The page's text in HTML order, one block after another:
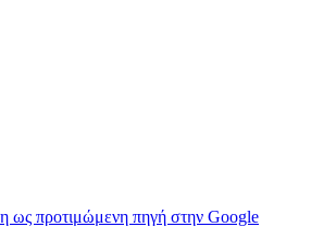
ως προτιμώμενη πηγή στην Google